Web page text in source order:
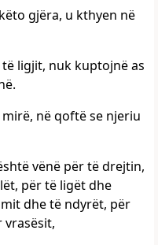
gjëra, u kthyen në
ligjit, nuk kuptojnë as
në qoftë se njeriu
vënë për të drejtin,
për të ligët dhe
dhe të ndyrët, për
vrasësit,